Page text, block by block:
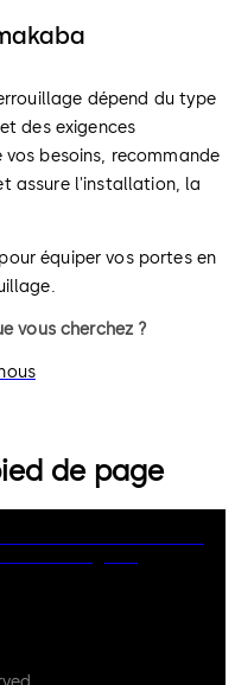
dépend du type
des exigences
besoins, recommande
assure l'installation, la
équiper vos portes en
vous cherchez ?
de page